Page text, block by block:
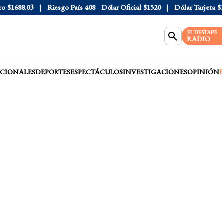
Riesgo País 408 Dólar Oficial $1520 Dólar Tarjeta $1976
EL DESTAPE
RADIO
DEPORTESESPECTÁCULOSINVESTIGACIONESOPINIÓN